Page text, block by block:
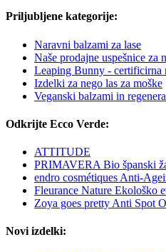
Priljubljene kategorije:
Naravni balzami za lase
Naše prodajne uspešnice za
Leaping Bunny - certificirna
Izdelki za nego las za moške
Veganski balzami in
Odkrijte Ecco Verde:
ATTITUDE
PRIMAVERA Bio španski
endro cosmétiques Anti-
Fleurance Nature Ekološko
Zoya goes pretty Anti Spot
Novi izdelki: